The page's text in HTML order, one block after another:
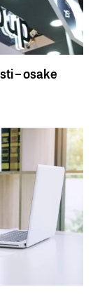
– osake